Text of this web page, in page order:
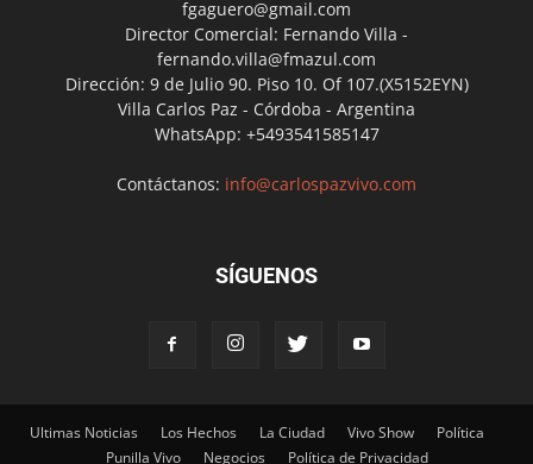
fgaguero@gmail.com
Director Comercial: Fernando Villa -
fernando.villa@fmazul.com
Dirección: 9 de Julio 90. Piso 10. Of 107.(X5152EYN)
Villa Carlos Paz - Córdoba - Argentina
WhatsApp: +5493541585147
Contáctanos: info@carlospazvivo.com
SÍGUENOS
Ultimas Noticias Los Hechos La Ciudad Vivo Show
Política
Punilla Vivo
Negocios Política de Privacidad